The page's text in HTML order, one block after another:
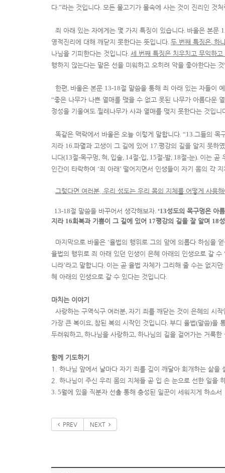
다.”라는 것입니다. 모든 물고기가 물속에 사는 것이 진리인 것처
죄 아래 있는 자에게는 몇 가지 특징이 있습니다. 바울은 본문
영적진리에 대해 깨닫지 못한다는 뜻입니다. 두 번째 특징은, 하
나님을 기피한다는 것입니다. 세 번째 특징은 치우치고 무익하
행하지 않는다는 말은 선을 미워하고 오히려 악을 좋아한다는
한편, 바울은 본문 13-18절 말씀을 통해 죄 아래 있는 자들이
“좋은 나무가 나쁜 열매를 맺을 수 없고 못된 나무가 아름다운
정성을 기울여도 찔레나무가 사과 열매를 맺지 못한다는 것입니
똑같은 맥락에서 바울은 오늘 이렇게 말합니다. “13.그들의 목
지라 16.파멸과 고생이 그 길에 있어 17.평강의 길을 알지 못하
니다(13절-목구멍, 혀 , 입술, 14절-입, 15절-발, 18절-눈). 이는 곧
인간이 타락하여 ‘죄 아래 ’ 떨어지면서 인생들이 자기 몸의 각
그렇다면 여러분, 우리 성도는 우리 몸의 지체를 어떻게 사용
13-18절 말씀을 바꾸어서 생각해보자. ‘13성도의 목구멍은 아
지라 16회복과 기쁨이 그 길에 있어 17평강의 길을 잘 알며 18
마지막으로 바울은 ‘율법의 행위로 그의 앞에 의롭다 하심을
율법의 행위로 죄 아래 있던 인생이 은혜 아래의 인생으로 갈 수
니라’라고 말합니다. 이는 곧 율법 자체가 그리해 줄 수는 없지
혜 아래의 인생으로 갈 수 있다는 것입니다.
마치는 이야기
사랑하는 구역식구 여러분, 자기 죄를 깨닫는 것이 은혜의 시작
가장 큰 복이요, 참된 복의 시작인 것입니다. 부디 율법(말씀)을
두려워하고, 하나님을 사랑하고, 하나님의 길을 걸어가는 거룩한
함께 기도하기
1. 하나님 앞에서 날마다 자기 죄를 깊이 깨달아 회개하는 삶을
2. 하나님이 주신 우리 몸의 지체들 곧 입 손 눈으로 선한 일을
3. 5월에 있을 직분자 선출 통해 충성된 일꾼이 세워지게 하소서
PREV NEXT